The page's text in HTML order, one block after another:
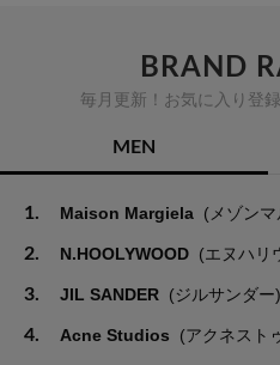
BRAND
毎月更新！お気に入り登
MEN
1. Maison Margiela (メゾン
2. N.HOOLYWOOD (エヌハリ
3. JIL SANDER (ジルサンダー)
4. Acne Studios (アクネスト